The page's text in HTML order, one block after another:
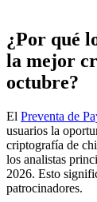
¿Por qué
la mejor
octubre?
El Preventa de
usuarios la
criptografía de
los analistas
2026. Esto
patrocinadores.